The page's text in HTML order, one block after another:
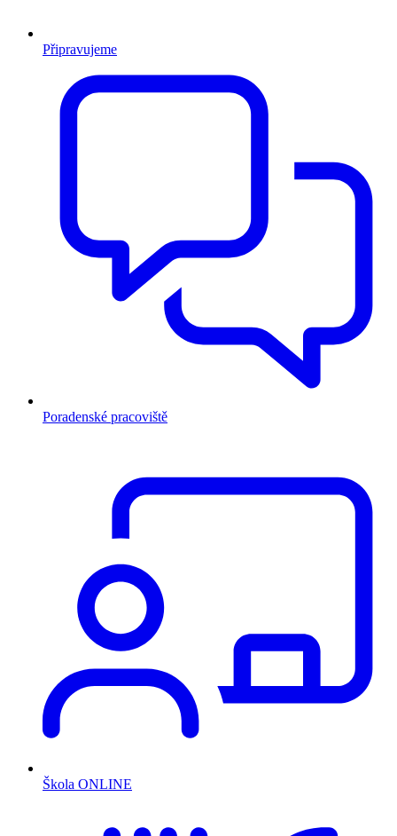
Připravujeme
Poradenské pracoviště
Škola ONLINE